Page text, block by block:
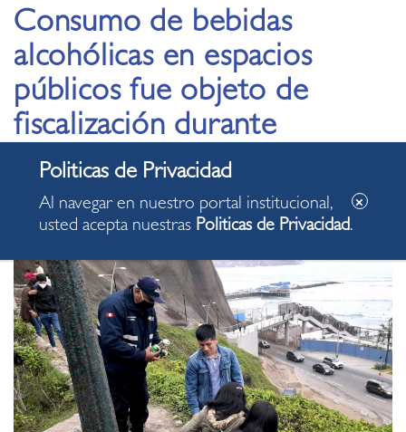
Consumo de bebidas
alcohólicas en espacios
públicos fue objeto de
fiscalización durante
jornada sabatina
03.07.2021
Al navegar en nuestro portal institucional,
usted acepta nuestras Politicas de Privacidad.